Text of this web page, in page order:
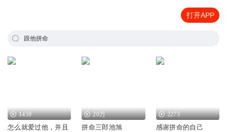
打开APP
跟他拼命
1459
怎么就爱过他，并且
20万
拼命三郎池旭
2273
感谢拼命的自己